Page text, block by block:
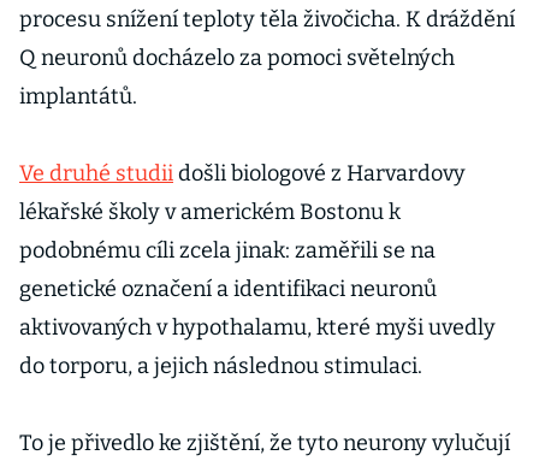
procesu snížení teploty těla živočicha. K dráždění
Q neuronů docházelo za pomoci světelných
implantátů.
Ve druhé studiidošli biologové z Harvardovy
lékařské školy v americkém Bostonu k
podobnému cíli zcela jinak: zaměřili se na
genetické označení a identifikaci neuronů
aktivovaných v hypothalamu, které myši uvedly
do torporu, a jejich následnou stimulaci.
To je přivedlo ke zjištění, že tyto neurony vylučují